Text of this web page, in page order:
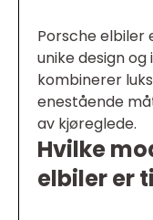
Porsche elbiler
unike design
kombinerer
enestående
av kjøreglede.
Hvilke
elbiler er